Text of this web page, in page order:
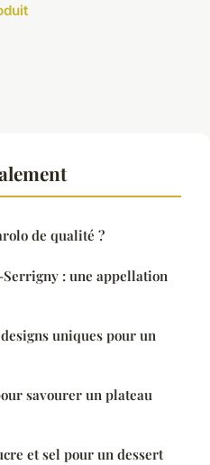
de qualité ?
: une appellation
uniques pour un
savourer un plateau
et sel pour un dessert